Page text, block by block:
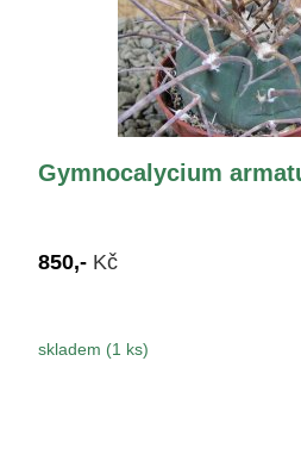
Gymnocalycium
850,- Kč
skladem (1 ks)